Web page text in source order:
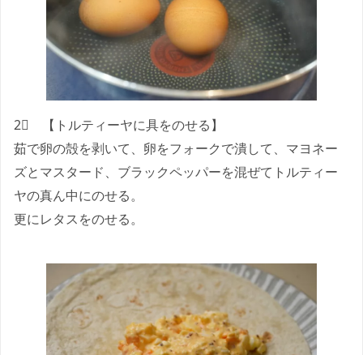
2⃣ 【トルティーヤに具をのせる】
茹で卵の殻を剥いて、卵をフォークで潰して、マヨネー
ズとマスタード、ブラックペッパーを混ぜてトルティー
ヤの真ん中にのせる。
更にレタスをのせる。